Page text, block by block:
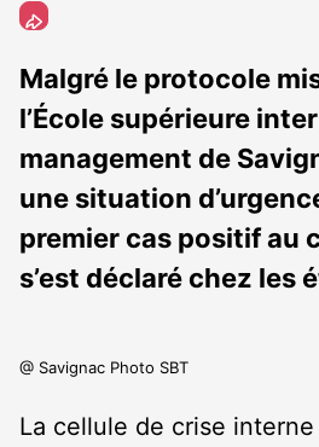
abonnés
Malgré le protocole
l’École supérieure
management de
une situation
premier cas positif au
s’est déclaré chez les
@ Savignac Photo SBT
La cellule de crise